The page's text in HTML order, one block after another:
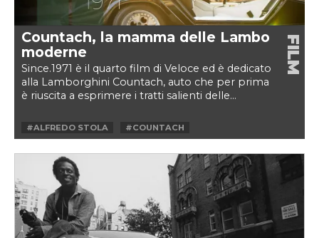
Countach, la mamma delle Lambo
moderne
Since.1971 è il quarto film di Veloce ed è dedicato
alla Lamborghini Countach, auto che per prima
è riuscita a esprimere i tratti salienti delle...
FILM
#ALFREDO STOLA
#COUNTACH
#DALLARA
#FERRARI
#FERRUCCIO LAMBORGHINI
#FILM
#GINO MOCCIA
#HORACIO PAGANI
#LAMBORGHINI
#MARCELLO GANDINI
#MARCO TRONCHETTI PROVERA
#MASERATI
#MAURIZIO REGGIANI
#MIURA
#PAOLO STANZANI
#PIRELLI
#V12